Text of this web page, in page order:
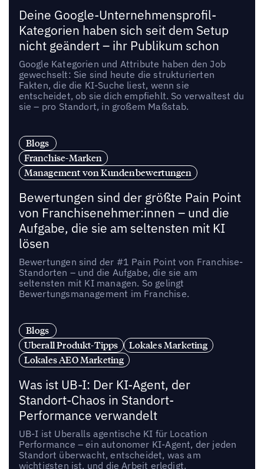
Deine Google-Unternehmensprofil-
Kategorien haben sich seit dem Setup
nicht geändert – ihr Publikum schon
Google Kategorien und Attribute haben den Job
gewechselt: Sie sind heute die strukturierten
Fakten, die die KI-Suche liest, wenn sie
entscheidet, ob sie dich empfiehlt. So verwaltest du
sie – pro Standort, in großem Maßstab.
Blogs
Franchise-Marken
Management von Kundenbewertungen
Bewertungen sind der größte Pain Point
von Franchisenehmer:innen – und die
Aufgabe, die sie am seltensten mit KI
lösen
Bewertungen sind der #1 Pain Point von Franchise-
Standorten – und die Aufgabe, die sie am
seltensten mit KI managen. So gelingt
Bewertungsmanagement im Franchise.
Blogs
Uberall Produkt-Tipps
Lokales Marketing
Lokales AEO Marketing
Was ist UB-I: Der KI-Agent, der
Standort-Chaos in Standort-
Performance verwandelt
UB-I ist Uberalls agentische KI für Location
Performance – ein autonomer KI-Agent, der jeden
Standort überwacht, entscheidet, was am
wichtigsten ist, und die Arbeit erledigt.